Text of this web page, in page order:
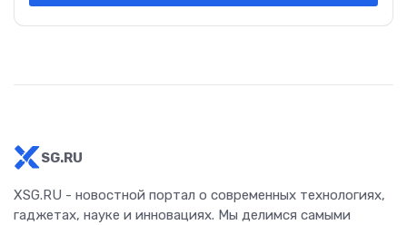
SG.RU
XSG.RU - новостной портал о современных технологиях,
гаджетах, науке и инновациях. Мы делимся самыми